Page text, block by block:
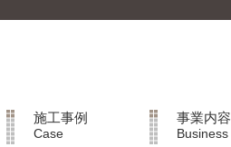
施工事例
Case
事業内容
Business